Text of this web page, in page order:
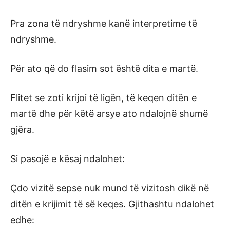
Pra zona të ndryshme kanë interpretime të
ndryshme.
Për ato që do flasim sot është dita e martë.
Flitet se zoti krijoi të ligën, të keqen ditën e
martë dhe për këtë arsye ato ndalojnë shumë
gjëra.
Si pasojë e kësaj ndalohet:
Çdo vizitë sepse nuk mund të vizitosh dikë në
ditën e krijimit të së keqes. Gjithashtu ndalohet
edhe: